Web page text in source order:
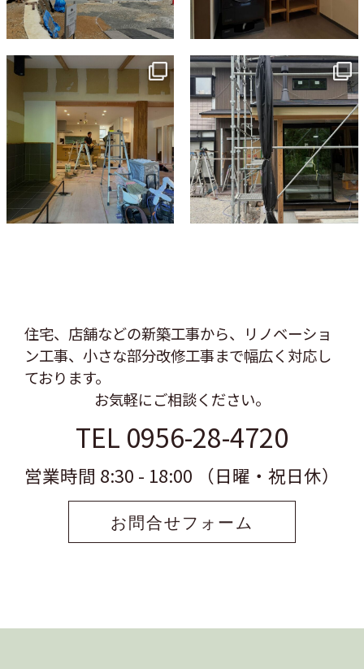
tomohouseinc
tomohouseinc
6月 3
住宅、店舗などの新築工事から、リノベーショ
ン工事、 小さな部分改修工事まで幅広く対応し
ております。
お気軽にご相談ください。
TEL 0956-28-4720
営業時間 8:30 - 18:00 （日曜・祝日休）
お問合せフォーム